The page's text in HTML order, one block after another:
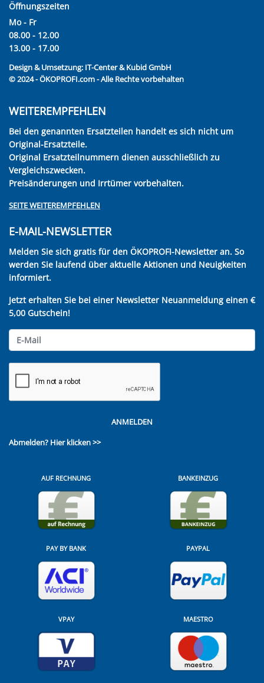
Öffnungszeiten
Mo - Fr
08.00 - 12.00
13.00 - 17.00
Design & Umsetzung: IT-Center & Kubid GmbH
© 2024 - ÖKOPROFI.com - Alle Rechte vorbehalten
WEITEREMPFEHLEN
Bei den genannten Ersatzteilen handelt es sich nicht um
Original-Ersatzteile.
Original Ersatzteilnummern dienen ausschließlich zu
Vergleichszwecken.
Preisänderungen und Irrtümer vorbehalten.
SEITE WEITEREMPFEHLEN
E-MAIL-NEWSLETTER
Melden Sie sich gratis für den ÖKOPROFI-Newsletter an. So
werden Sie laufend über aktuelle Aktionen und Neuigkeiten
informiert.
Jetzt erhalten Sie bei einer Newsletter Neuanmeldung einen €
5,00 Gutschein!
ANMELDEN
Abmelden? Hier klicken >>
AUF RECHNUNG BANKEINZUG
PAY BY BANK PAYPAL
VPAY MAESTRO